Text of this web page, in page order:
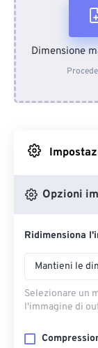
Dimensione
Opzioni
Ridimensiona
Mantieni le
Selezionare un
l'immagine di